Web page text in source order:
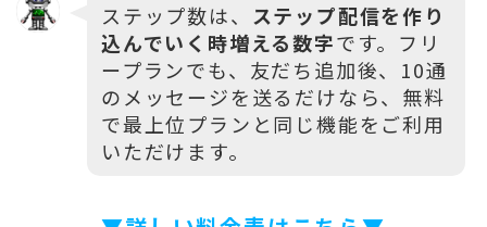
ステップ数は、 ステップ配信を作り
込んでいく時増える数字です。フリ
ープランでも、友だち追加後、10通
のメッセージを送るだけなら、無料
で最上位プランと同じ機能をご利用
いただけます。